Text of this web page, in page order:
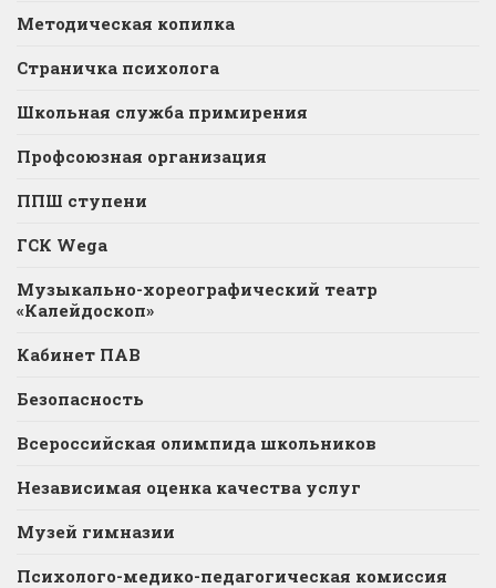
Методическая копилка
Страничка психолога
Школьная служба примирения
Профсоюзная организация
ППШ ступени
ГСК Wega
Музыкально-хореографический театр
«Калейдоскоп»
Кабинет ПАВ
Безопасность
Всероссийская олимпида школьников
Независимая оценка качества услуг
Музей гимназии
Психолого-медико-педагогическая комиссия